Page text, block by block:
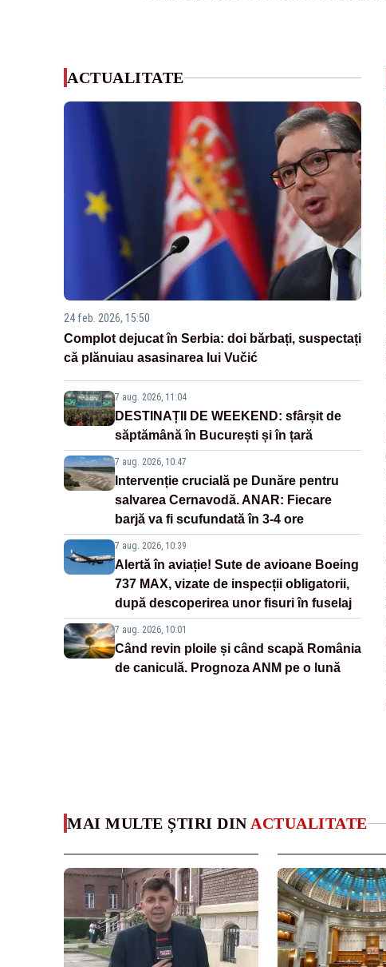
ACTUALITATE
24 feb. 2026, 15:50
Complot dejucat în Serbia: doi bărbați, suspectați
că plănuiau asasinarea lui Vučić
7 aug. 2026, 11:04
DESTINAȚII DE WEEKEND: sfârșit de
săptămână în București și în țară
7 aug. 2026, 10:47
Intervenție crucială pe Dunăre pentru
salvarea Cernavodă. ANAR: Fiecare
barjă va fi scufundată în 3-4 ore
7 aug. 2026, 10:39
Alertă în aviație! Sute de avioane Boeing
737 MAX, vizate de inspecții obligatorii,
după descoperirea unor fisuri în fuselaj
7 aug. 2026, 10:01
Când revin ploile și când scapă România
de caniculă. Prognoza ANM pe o lună
MAI MULTE ȘTIRI DIN ACTUALITATE